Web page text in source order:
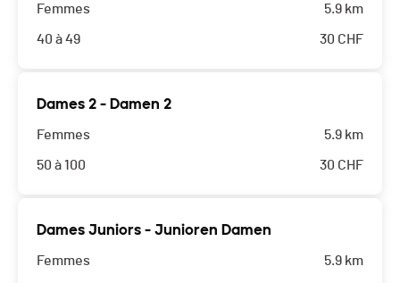
Femmes
40 à 49
5.9 km
30 CHF
Dames 2 - Damen 2
Femmes
50 à 100
5.9 km
30 CHF
Dames Juniors - Junioren Damen
Femmes 5.9 km